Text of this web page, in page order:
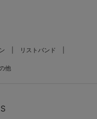
リストバンド
他